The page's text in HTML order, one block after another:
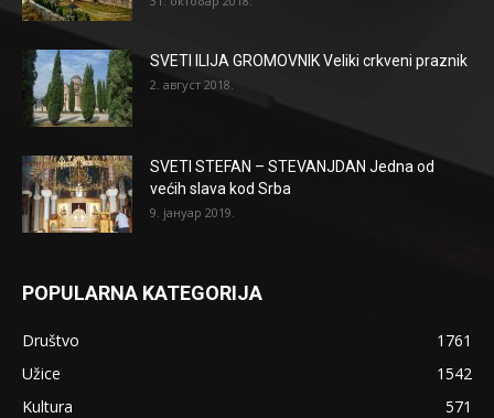
SVETI ILIJA GROMOVNIK Veliki crkveni praznik
2. август 2018.
SVETI STEFAN – STEVANJDAN Jedna od
većih slava kod Srba
9. јануар 2019.
POPULARNA KATEGORIJA
Društvo
1761
Užice
1542
Kultura
571